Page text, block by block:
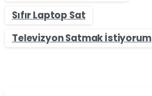
Sıfır Laptop Sat
Televizyon Satmak İstiyorum